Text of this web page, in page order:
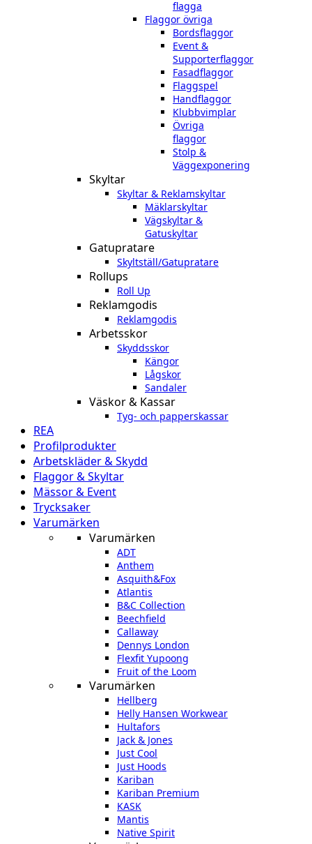
flagga
Flaggor övriga
Bordsflaggor
Event &
Supporterflaggor
Fasadflaggor
Flaggspel
Handflaggor
Klubbvimplar
Övriga
flaggor
Stolp &
Väggexponering
Skyltar
Skyltar & Reklamskyltar
Mäklarskyltar
Vägskyltar &
Gatuskyltar
Gatupratare
Skyltställ/Gatupratare
Rollups
Roll Up
Reklamgodis
Reklamgodis
Arbetsskor
Skyddsskor
Kängor
Lågskor
Sandaler
Väskor & Kassar
Tyg- och papperskassar
REA
Profilprodukter
Arbetskläder & Skydd
Flaggor & Skyltar
Mässor & Event
Trycksaker
Varumärken
Varumärken
ADT
Anthem
Asquith&Fox
Atlantis
B&C Collection
Beechfield
Callaway
Dennys London
Flexfit Yupoong
Fruit of the Loom
Varumärken
Hellberg
Helly Hansen Workwear
Hultafors
Jack & Jones
Just Cool
Just Hoods
Kariban
Kariban Premium
KASK
Mantis
Native Spirit